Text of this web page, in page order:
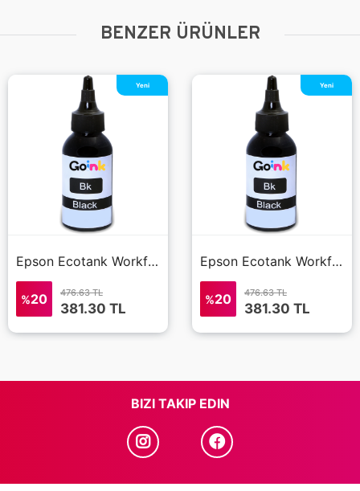
BENZER ÜRÜNLER
Epson Ecotank Workforce M105 Mürekkep 100 ml (Muadil)
Yeni
%20 476.63 TL
381.30 TL
Epson Ecotank Workforce M105 Mürekkep 100 ml (Muadil)
Yeni
%20 476.63 TL
381.30 TL
BIZI TAKIP EDIN